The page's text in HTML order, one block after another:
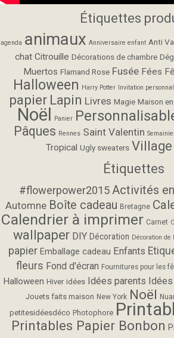
Étiquettes
agenda animaux Anniversaire enfant Anti
chat Citrouille Décorations de chambre
Muertos Flamand Rose Fusée Fées
Halloween Harry Potter Invitation
papier Lapin Livres Magie Maison
Noël Panier
Pâques Rennes Saint Valentin
Tropical Ugly sweaters
Étiquettes
#flowerpower2015 Activités
Automne Boîte cadeau Bretagne
Calendrier à imprimer Carnet
wallpaper DIY Décoration Décoration de
papier Emballage cadeau Enfants
fleurs Fond d'écran Fournitures pour les
Halloween Hiver idées Idées parents
Jouets faits maison New York Noël
petitesidéesdéco Photophore
Printables Papier Bonbon